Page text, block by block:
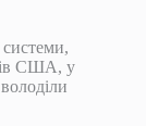
системи,
США, у